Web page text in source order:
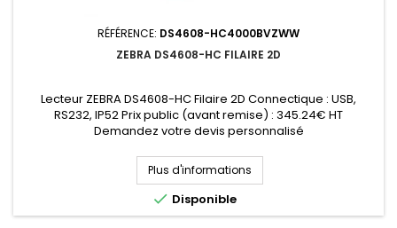
RÉFÉRENCE: DS4608-HC4000BVZWW
ZEBRA DS4608-HC FILAIRE 2D
Lecteur ZEBRA DS4608-HC Filaire 2D Connectique : USB,
RS232, IP52 Prix public (avant remise) : 345.24€ HT
Demandez votre devis personnalisé
Plus d'informations
 Disponible